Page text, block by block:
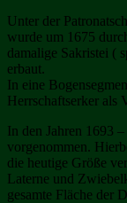
Unter der
wurde um 1675
damalige Sakristei (
erbaut.
In eine
Herrschaftserker als
In den Jahren 1693
vorgenommen.
die heutige Größe
Laterne und
gesamte Fläche der